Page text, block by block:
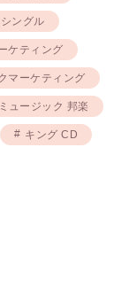
ングル
ケティング
マーケティング
ミュージック 邦楽
キング CD